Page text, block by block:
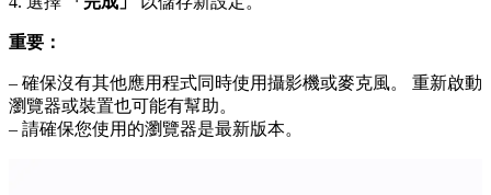
重要：
– 確保沒有其他應用程式同時使用攝影機或麥克風。 重新啟動
瀏覽器或裝置也可能有幫助。
– 請確保您使用的瀏覽器是最新版本。